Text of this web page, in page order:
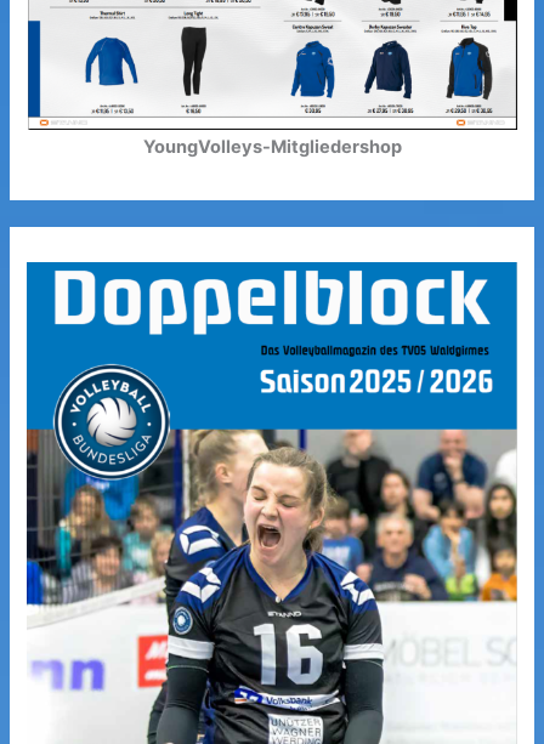
YoungVolleys-Mitgliedershop